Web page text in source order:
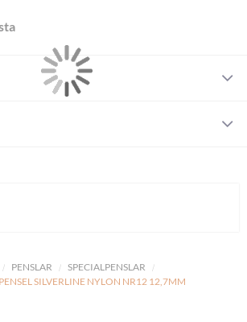
PENSLAR
SPECIALPENSLAR
SILVERLINE NYLON NR12 12,7MM